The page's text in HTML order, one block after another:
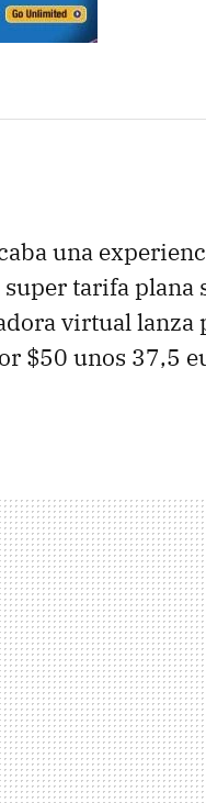
una
tarifa plana
virtual lanza
$50 unos 37,5